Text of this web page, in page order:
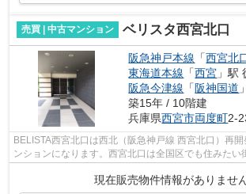
売買 | 中古マンション ベリスタ西宮北口
阪急神戸本線 「西宮北
東海道本線 「西宮 」駅
阪急今津線 「 阪神国道
築15年 / 10階建
兵庫県西宮市両度町2-
BELISTA西宮北口は西北（阪急神戸線 西宮北口）再
ンションになります。西宮北口は全国区でも住みたい
になります。その中でもBELISTA西宮北...
現在販売物件情報がありません